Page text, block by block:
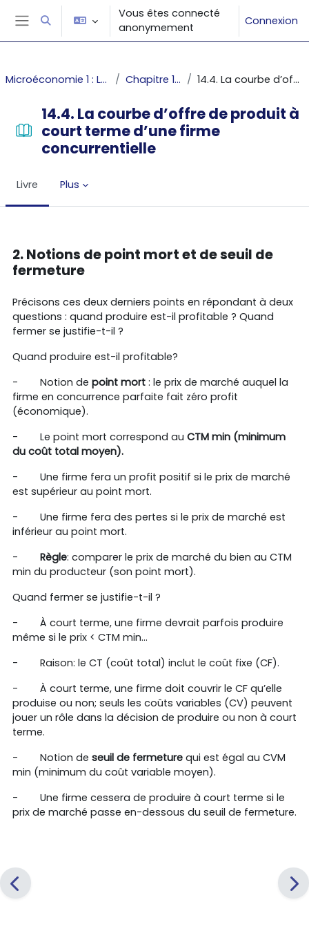
Passer au contenu principal
Panneau latéral
Activer/désactiver la saisie de recherche
Vous êtes connecté
anonymement
Connexion
Microéconomie 1 : Les décisions du producteur et du consommateur Chapitre 14 : La courbe d'offre individuelle 14.4. La courbe d’offre de produit à court terme d’une firme concurrentielle
14.4. La courbe d’offre de produit à
court terme d’une firme
concurrentielle
Livre Plus
2. Notions de point mort et de seuil de
fermeture
Précisons ces deux derniers points en répondant à deux
questions : quand produire est-il profitable ? Quand
fermer se justifie-t-il ?
Quand produire est-il profitable?
- Notion de point mort : le prix de marché auquel la
firme en concurrence parfaite fait zéro profit
(économique).
- Le point mort correspond au CTM min (minimum
du coût total moyen).
- Une firme fera un profit positif si le prix de marché
est supérieur au point mort.
- Une firme fera des pertes si le prix de marché est
inférieur au point mort.
- Règle: comparer le prix de marché du bien au CTM
min du producteur (son point mort).
Quand fermer se justifie-t-il ?
- À court terme, une firme devrait parfois produire
même si le prix < CTM min…
- Raison: le CT (coût total) inclut le coût fixe (CF).
- À court terme, une firme doit couvrir le CF qu’elle
produise ou non; seuls les coûts variables (CV) peuvent
jouer un rôle dans la décision de produire ou non à court
terme.
- Notion de seuil de fermeture qui est égal au CVM
min (minimum du coût variable moyen).
- Une firme cessera de produire à court terme si le
prix de marché passe en-dessous du seuil de fermeture.